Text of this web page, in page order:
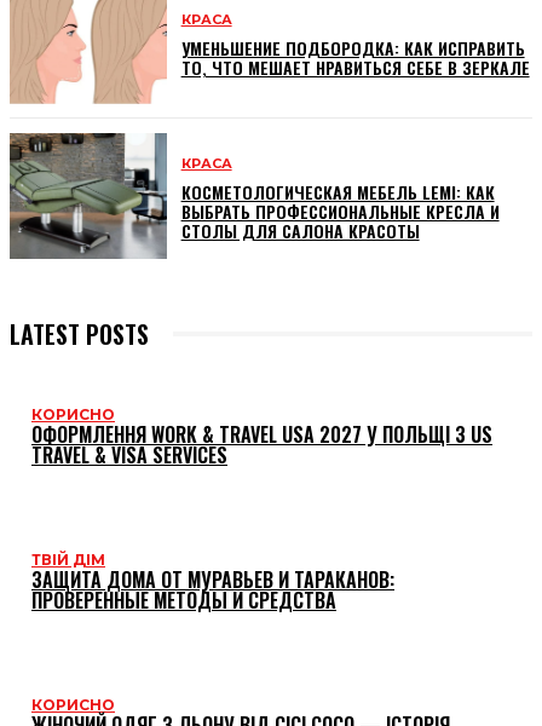
КРАСА
УМЕНЬШЕНИЕ ПОДБОРОДКА: КАК ИСПРАВИТЬ
ТО, ЧТО МЕШАЕТ НРАВИТЬСЯ СЕБЕ В ЗЕРКАЛЕ
КРАСА
КОСМЕТОЛОГИЧЕСКАЯ МЕБЕЛЬ LEMI: КАК
ВЫБРАТЬ ПРОФЕССИОНАЛЬНЫЕ КРЕСЛА И
СТОЛЫ ДЛЯ САЛОНА КРАСОТЫ
LATEST POSTS
КОРИСНО
ОФОРМЛЕННЯ WORK & TRAVEL USA 2027 У ПОЛЬЩІ З US
TRAVEL & VISA SERVICES
ТВІЙ ДІМ
ЗАЩИТА ДОМА ОТ МУРАВЬЕВ И ТАРАКАНОВ:
ПРОВЕРЕННЫЕ МЕТОДЫ И СРЕДСТВА
КОРИСНО